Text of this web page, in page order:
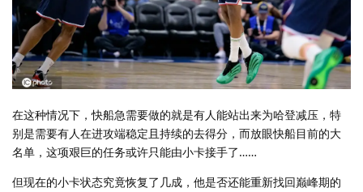
在这种情况下，快船急需要做的就是有人能站出来为哈登减压，特
别是需要有人在进攻端稳定且持续的去得分，而放眼快船目前的大
名单，这项艰巨的任务或许只能由小卡接手了……
但现在的小卡状态究竟恢复了几成，他是否还能重新找回巅峰期的